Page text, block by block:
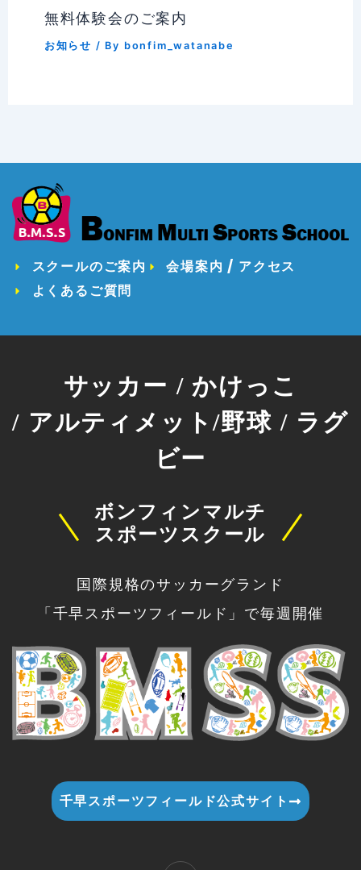
無料体験会のご案内
お知らせ / By bonfim_watanabe
スクールのご案内
会場案内 / アクセス
よくあるご質問
サッカー / かけっこ
/ アルティメット/野球 / ラグ
ビー
ボンフィンマルチ
スポーツスクール
国際規格のサッカーグランド
「千早スポーツフィールド」で毎週開催
千早スポーツフィールド公式サイト
n